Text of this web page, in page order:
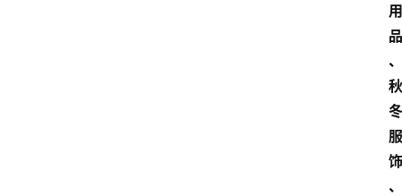
用
品
、
秋
冬
服
饰
、